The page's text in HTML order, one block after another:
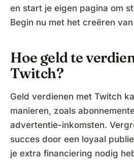
en start je eigen pagina om
Begin nu met het creëren
Hoe geld te
Twitch?
Geld verdienen met Twitch
manieren, zoals
advertentie-inkomsten.
succes door een loyaal
je extra financiering nodig